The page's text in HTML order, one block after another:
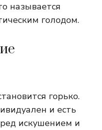
называется
голодом.
горько.
и есть
искушением и